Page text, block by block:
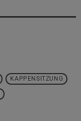
KAPPENSITZUNG